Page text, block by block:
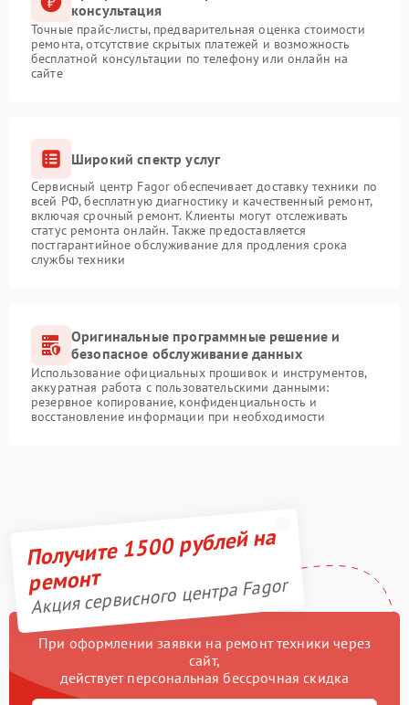
консультация
Точные прайс-листы, предварительная оценка стоимости
ремонта, отсутствие скрытых платежей и возможность
бесплатной консультации по телефону или онлайн на
сайте
Широкий спектр услуг
Сервисный центр Fagor обеспечивает доставку техники по
всей РФ, бесплатную диагностику и качественный ремонт,
включая срочный ремонт. Клиенты могут отслеживать
статус ремонта онлайн. Также предоставляется
постгарантийное обслуживание для продления срока
службы техники
Оригинальные программные решение и
безопасное обслуживание данных
Использование официальных прошивок и инструментов,
аккуратная работа с пользовательскими данными:
резервное копирование, конфиденциальность и
восстановление информации при необходимости
Получите 1500 рублей на
ремонт
Акция сервисного центра Fagor
При оформлении заявки на ремонт техники через
сайт,
действует персональная бессрочная скидка